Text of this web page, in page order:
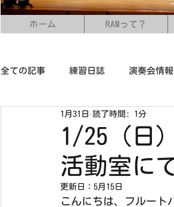
ホーム RAMって？
全ての記事 練習日誌 演奏会情報
1/25（日
活動室に
1月31日 読了時間: 1分
更新日： 5月15日
こんにちは、フルート